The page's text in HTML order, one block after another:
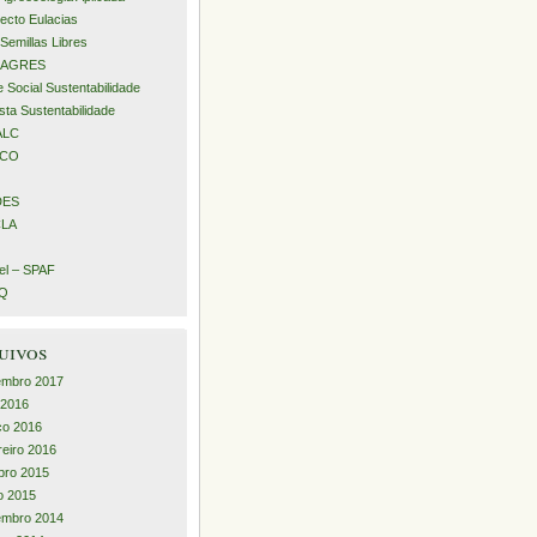
Eulacias
Libres
Social Sustentabilidade
Sustentabilidade
– SPAF
2017
2016
2016
2015
2015
2014